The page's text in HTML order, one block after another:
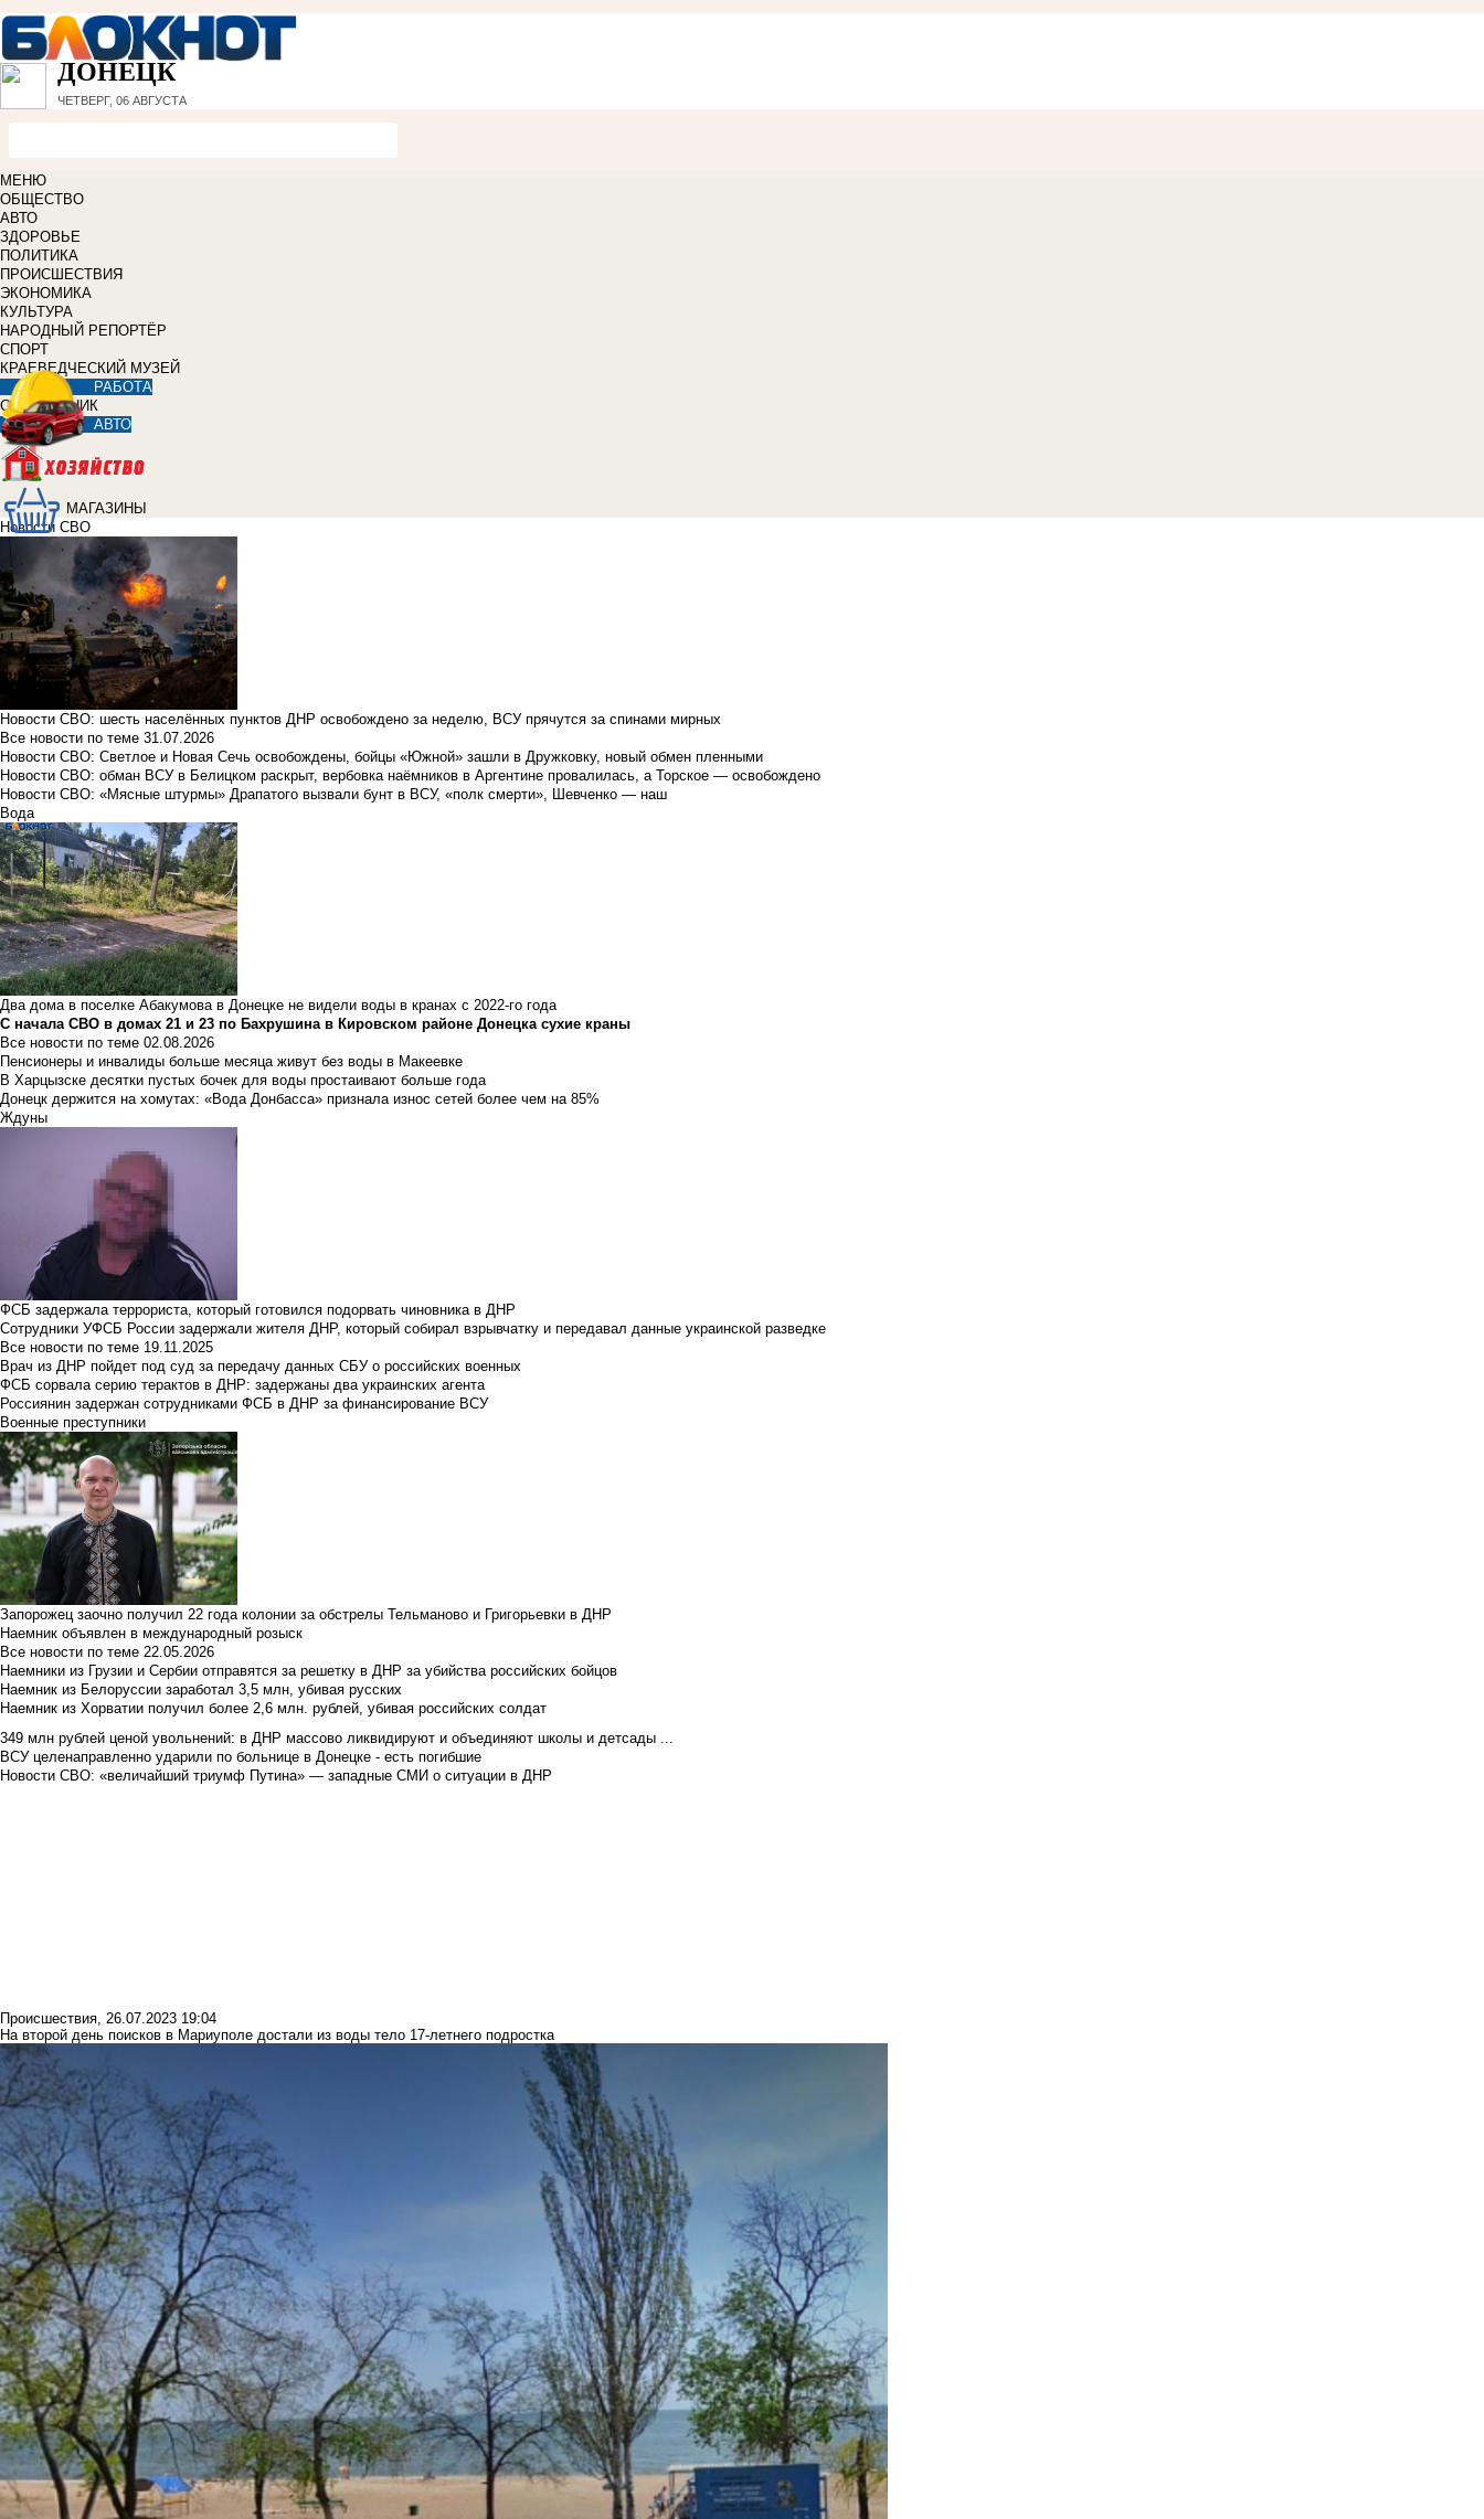
ДОНЕЦК
ЧЕТВЕРГ, 06 АВГУСТА
МЕНЮ
ОБЩЕСТВО
АВТО
ЗДОРОВЬЕ
ПОЛИТИКА
ПРОИСШЕСТВИЯ
ЭКОНОМИКА
КУЛЬТУРА
НАРОДНЫЙ РЕПОРТЁР
СПОРТ
КРАЕВЕДЧЕСКИЙ МУЗЕЙ
РАБОТА
СПРАВОЧНИК
АВТО
МАГАЗИНЫ
Новости СВО
Новости СВО: шесть населённых пунктов ДНР освобождено за неделю, ВСУ прячутся за спинами мирных
Все новости по теме 31.07.2026
Новости СВО: Светлое и Новая Сечь освобождены, бойцы «Южной» зашли в Дружковку, новый обмен пленными
Новости СВО: обман ВСУ в Белицком раскрыт, вербовка наёмников в Аргентине провалилась, а Торское — освобождено
Новости СВО: «Мясные штурмы» Драпатого вызвали бунт в ВСУ, «полк смерти», Шевченко — наш
Вода
Два дома в поселке Абакумова в Донецке не видели воды в кранах с 2022-го года
С начала СВО в домах 21 и 23 по Бахрушина в Кировском районе Донецка сухие краны
Все новости по теме 02.08.2026
Пенсионеры и инвалиды больше месяца живут без воды в Макеевке
В Харцызске десятки пустых бочек для воды простаивают больше года
Донецк держится на хомутах: «Вода Донбасса» признала износ сетей более чем на 85%
Ждуны
ФСБ задержала террориста, который готовился подорвать чиновника в ДНР
Сотрудники УФСБ России задержали жителя ДНР, который собирал взрывчатку и передавал данные украинской разведке
Все новости по теме 19.11.2025
Врач из ДНР пойдет под суд за передачу данных СБУ о российских военных
ФСБ сорвала серию терактов в ДНР: задержаны два украинских агента
Россиянин задержан сотрудниками ФСБ в ДНР за финансирование ВСУ
Военные преступники
Запорожец заочно получил 22 года колонии за обстрелы Тельманово и Григорьевки в ДНР
Наемник объявлен в международный розыск
Все новости по теме 22.05.2026
Наемники из Грузии и Сербии отправятся за решетку в ДНР за убийства российских бойцов
Наемник из Белоруссии заработал 3,5 млн, убивая русских
Наемник из Хорватии получил более 2,6 млн. рублей, убивая российских солдат
349 млн рублей ценой увольнений: в ДНР массово ликвидируют и объединяют школы и детсады ...
ВСУ целенаправленно ударили по больнице в Донецке - есть погибшие
Новости СВО: «величайший триумф Путина» — западные СМИ о ситуации в ДНР
Происшествия 26.07.2023 19:04
На второй день поисков в Мариуполе достали из воды тело 17-летнего подростка